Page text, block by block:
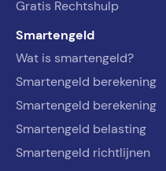
Gratis Rechtshulp
Smartengeld
Wat is smartengeld?
Smartengeld berekening
Smartengeld berekening
Smartengeld belasting
Smartengeld richtlijnen